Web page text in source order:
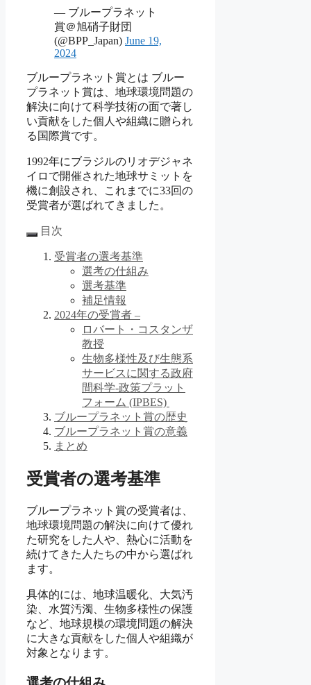
— ブループラネット
賞＠旭硝子財団
(@BPP_Japan) June 19,
2024
ブループラネット賞とは ブルー
プラネット賞は、地球環境問題の
解決に向けて科学技術の面で著し
い貢献をした個人や組織に贈られ
る国際賞です。
1992年にブラジルのリオデジャネ
イロで開催された地球サミットを
機に創設され、これまでに33回の
受賞者が選ばれてきました。
目次
受賞者の選考基準
選考の仕組み
選考基準
補足情報
2024年の受賞者 –
ロバート・コスタンザ
教授
生物多様性及び生態系
サービスに関する政府
間科学-政策プラット
フォーム (IPBES)
ブループラネット賞の歴史
ブループラネット賞の意義
まとめ
受賞者の選考基準
ブループラネット賞の受賞者は、
地球環境問題の解決に向けて優れ
た研究をした人や、熱心に活動を
続けてきた人たちの中から選ばれ
ます。
具体的には、地球温暖化、大気汚
染、水質汚濁、生物多様性の保護
など、地球規模の環境問題の解決
に大きな貢献をした個人や組織が
対象となります。